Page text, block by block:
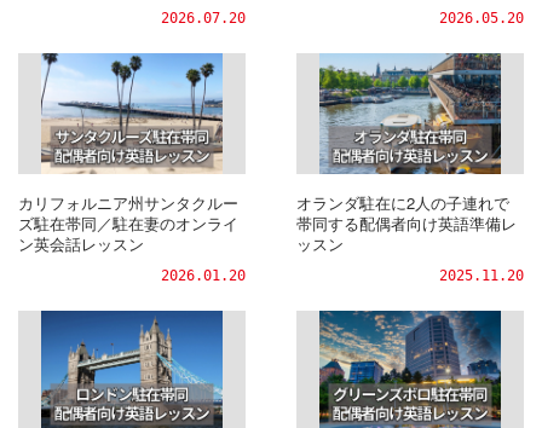
2026.07.20 2026.05.20
カリフォルニア州サンタクルー
ズ駐在帯同／駐在妻のオンライ
ン英会話レッスン
2026.01.20
オランダ駐在に2人の子連れで
帯同する配偶者向け英語準備レ
ッスン
2025.11.20